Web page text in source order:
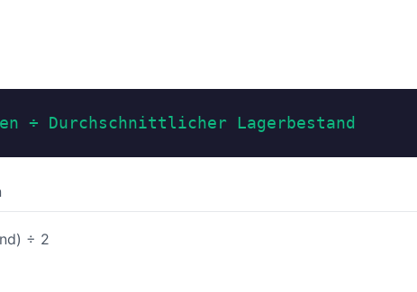
÷ Durchschnittlicher Lagerbestand
÷ 2